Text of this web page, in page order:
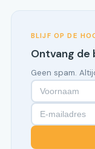
BLIJF OP DE
Ontvang de
Geen spam.